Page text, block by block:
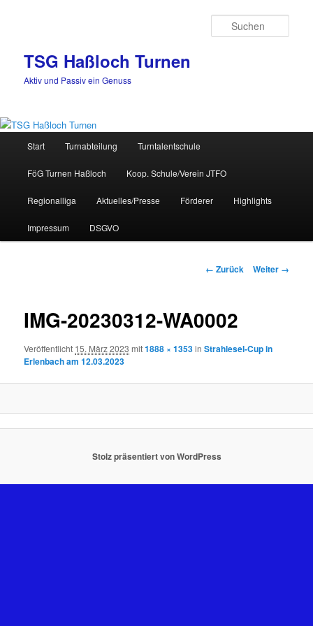
TSG Haßloch Turnen
Aktiv und Passiv ein Genuss
Start Turnabteilung Turntalentschule
FöG Turnen Haßloch Koop. Schule/Verein JTFO
Regionalliga Aktuelles/Presse Förderer Highlights
Impressum DSGVO
Bilder-
← Zurück Weiter →
IMG-20230312-WA0002
Veröffentlicht 15. März 2023 mit1888 × 1353inStrahlesel-Cup in
Erlenbach am 12.03.2023
Stolz präsentiert von WordPress